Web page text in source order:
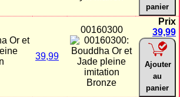
panier
Or et
39,99
00160300
Prix
39,99
Ajouter
au
panier